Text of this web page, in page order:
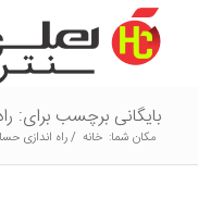
بایگانی برچسب برای:
مکان شما: خانه /راه اندازی